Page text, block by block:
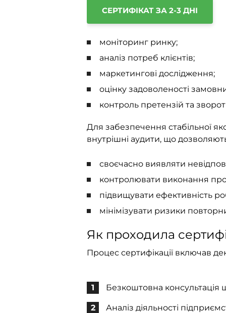
СЕРТИФІКАТ ЗА 2-3 ДНІ
моніторинг ринку;
аналіз потреб клієнтів;
маркетингові дослідження;
оцінку задоволеності
контроль претензій та
Для забезпечення стабільної
внутрішні аудити, що
своєчасно виявляти
контролювати виконання
підвищувати ефективність
мінімізувати ризики
Як проходила
Процес сертифікації включав
Безкоштовна консультація
Аналіз діяльності